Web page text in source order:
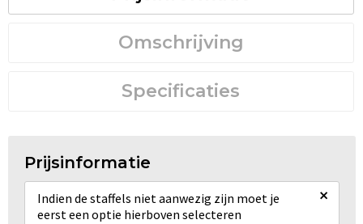
Omschrijving
Specificaties
Prijsinformatie
Indien de staffels niet aanwezig zijn moet je
eerst een optie hierboven selecteren
×